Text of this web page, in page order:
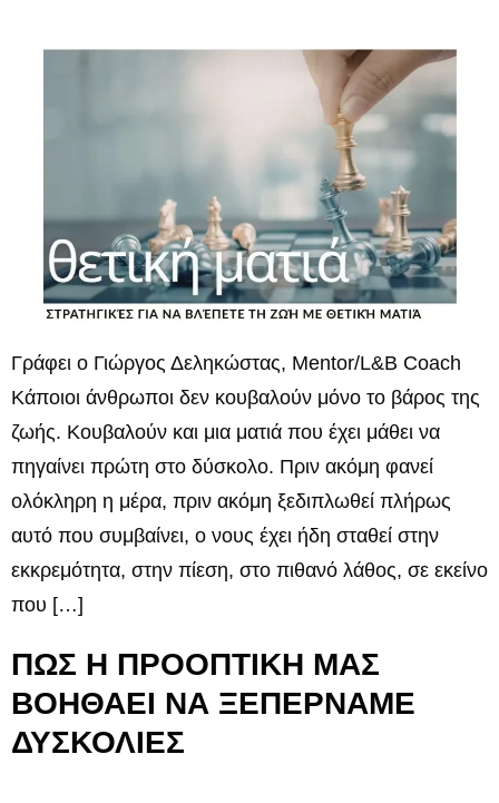
Γράφει ο Γιώργος Δεληκώστας, Mentor/L&B Coach
Κάποιοι άνθρωποι δεν κουβαλούν μόνο το βάρος της
ζωής. Κουβαλούν και μια ματιά που έχει μάθει να
πηγαίνει πρώτη στο δύσκολο. Πριν ακόμη φανεί
ολόκληρη η μέρα, πριν ακόμη ξεδιπλωθεί πλήρως
αυτό που συμβαίνει, ο νους έχει ήδη σταθεί στην
εκκρεμότητα, στην πίεση, στο πιθανό λάθος, σε εκείνο
που […]
ΠΩΣ Η ΠΡΟΟΠΤΙΚΗ ΜΑΣ
ΒΟΗΘΑΕΙ ΝΑ ΞΕΠΕΡΝΑΜΕ
ΔΥΣΚΟΛΙΕΣ